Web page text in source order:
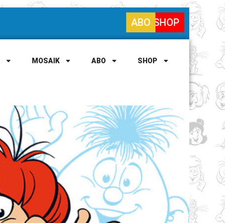
SHOP
ABO
MOSAIK ABO SHOP